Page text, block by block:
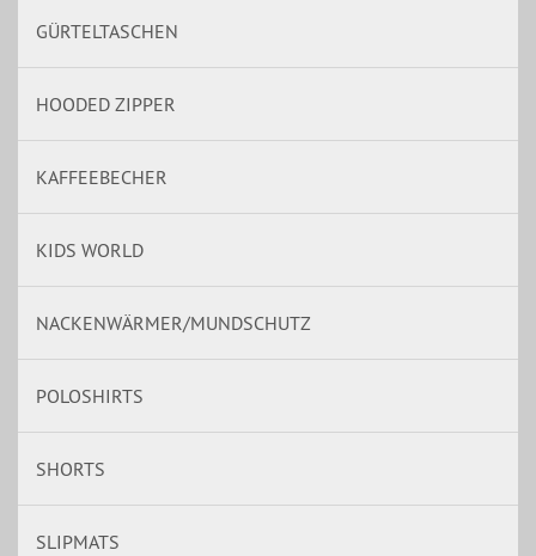
GÜRTELTASCHEN
HOODED ZIPPER
KAFFEEBECHER
KIDS WORLD
NACKENWÄRMER/MUNDSCHUTZ
POLOSHIRTS
SHORTS
SLIPMATS